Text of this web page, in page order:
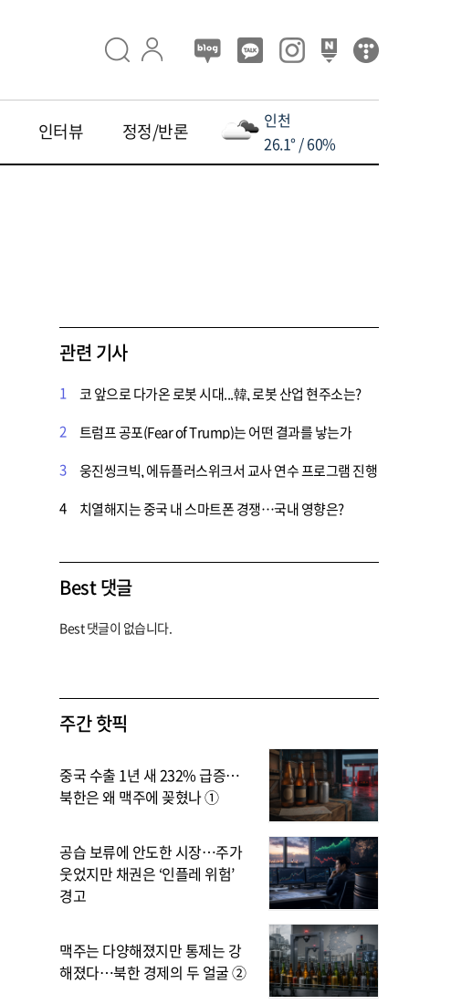
인터뷰 정정/반론
인천
26.1° / 60%
관련 기사
1
코 앞으로 다가온 로봇 시대...韓, 로봇 산업 현주소는?
2
트럼프 공포(Fear of Trump)는 어떤 결과를 낳는가
3
웅진씽크빅, 에듀플러스위크서 교사 연수 프로그램 진행
4
치열해지는 중국 내 스마트폰 경쟁…국내 영향은?
Best 댓글
Best 댓글이 없습니다.
주간 핫픽
중국 수출 1년 새 232% 급증…
북한은 왜 맥주에 꽂혔나 ①
공습 보류에 안도한 시장…주가
웃었지만 채권은 ‘인플레 위험’
경고
맥주는 다양해졌지만 통제는 강
해졌다…북한 경제의 두 얼굴 ②